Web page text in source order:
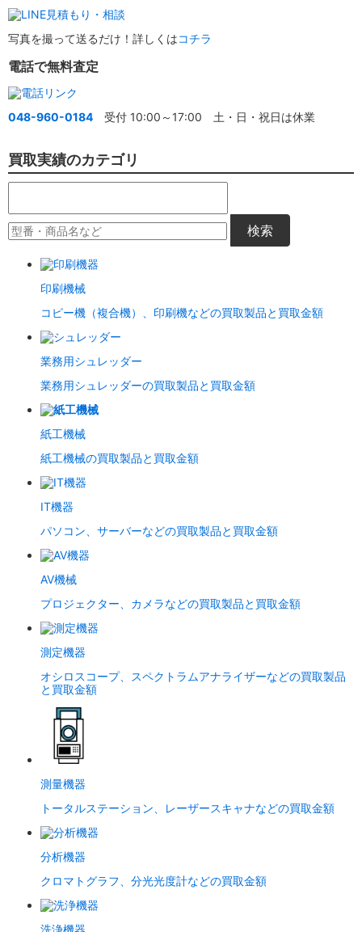
写真を撮って送るだけ！詳しくはコチラ
電話で無料査定
048-960-0184 受付 10:00～17:00 土・日・祝日は休業
買取実績のカテゴリ
検索
印刷機械
コピー機（複合機）、印刷機などの買取製品と買取金額
業務用シュレッダー
業務用シュレッダーの買取製品と買取金額
紙工機械
紙工機械の買取製品と買取金額
IT機器
パソコン、サーバーなどの買取製品と買取金額
AV機械
プロジェクター、カメラなどの買取製品と買取金額
測定機器
オシロスコープ、スペクトラムアナライザーなどの買取製品
と買取金額
測量機器
トータルステーション、レーザースキャナなどの買取金額
分析機器
クロマトグラフ、分光光度計などの買取金額
洗浄機器